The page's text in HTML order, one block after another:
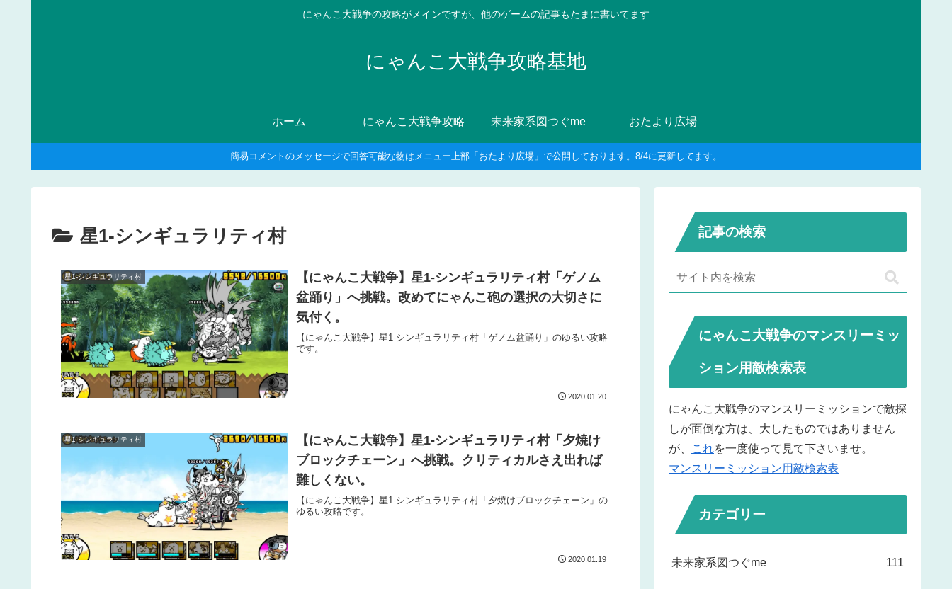
にゃんこ大戦争の攻略がメインですが、他のゲームの記事もたまに書いてます
にゃんこ大戦争攻略基地
ホーム にゃんこ大戦争攻略 未来家系図つぐme おたより広場
簡易コメントのメッセージで回答可能な物はメニュー上部「おたより広場」で公開しております。8/4に更新してます。
星1-シンギュラリティ村
星1-シンギュラリティ村
【にゃんこ大戦争】星1-シンギュラリティ村「ゲノム
盆踊り」へ挑戦。改めてにゃんこ砲の選択の大切さに
気付く。
【にゃんこ大戦争】星1-シンギュラリティ村「ゲノム盆踊り」のゆるい攻略
です。
2020.01.20
星1-シンギュラリティ村
【にゃんこ大戦争】星1-シンギュラリティ村「夕焼け
ブロックチェーン」へ挑戦。クリティカルさえ出れば
難しくない。
【にゃんこ大戦争】星1-シンギュラリティ村「夕焼けブロックチェーン」の
ゆるい攻略です。
2020.01.19
記事の検索
にゃんこ大戦争のマンスリーミッ
ション用敵検索表
にゃんこ大戦争のマンスリーミッションで敵探
しが面倒な方は、大したものではありません
が、
これを一度使って見て下さいませ。
マンスリーミッション用敵検索表
カテゴリー
未来家系図つぐme 111